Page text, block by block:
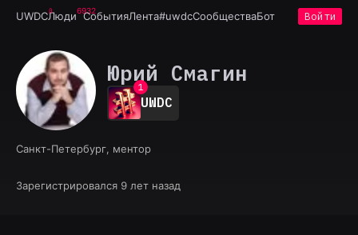
UWDCЛюди6932
СобытияЛента#uwdcСообществаБот Войти
Юрий Смагин
0
1
2
3
5
7
UWDC
Санкт-Петербург, ментор
Зарегистрировался 9 лет назад